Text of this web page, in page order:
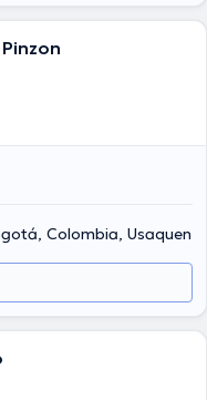
Colombia, Usaquen